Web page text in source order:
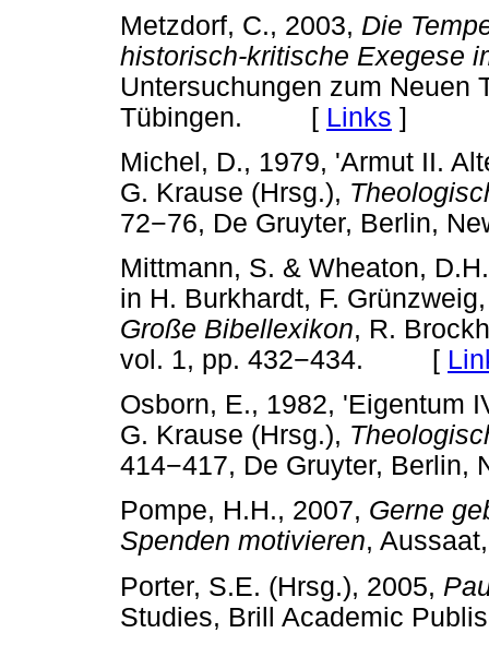
Metzdorf, C., 2003, Die
historisch-kritische Exegese
Untersuchungen zum Neuen
Tübingen. [ Links ]
Michel, D., 1979, 'Armut II.
G. Krause (Hrsg.),
72−76, De Gruyter,
Mittmann, S. & Wheaton,
in H. Burkhardt, F.
Große Bibellexikon, R.
vol. 1, pp. 432−434. [
Osborn, E., 1982, 'Eigentum
G. Krause (Hrsg.),
414−417, De Gruyter,
Pompe, H.H., 2007, Gerne
Spenden motivieren,
Porter, S.E. (Hrsg.), 2005,
Studies, Brill Academic